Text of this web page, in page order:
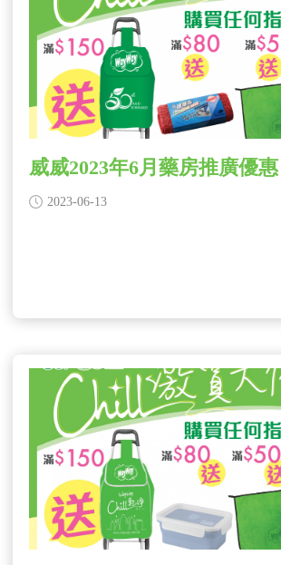
威威2023年6月藥房推廣優惠
2023-06-13